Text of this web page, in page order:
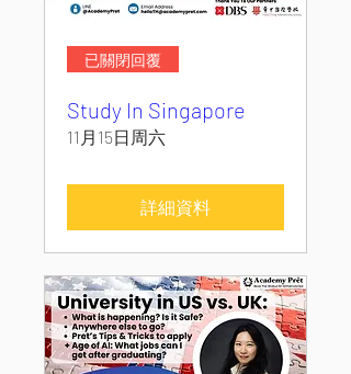
已關閉回覆
Study In Singapore
11月15日周六
詳細資料